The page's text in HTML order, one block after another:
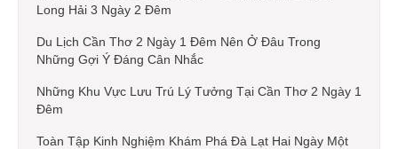
Long Hải 3 Ngày 2 Đêm
Du Lịch Cần Thơ 2 Ngày 1 Đêm Nên Ở Đâu Trong
Những Gợi Ý Đáng Cân Nhắc
Những Khu Vực Lưu Trú Lý Tưởng Tại Cần Thơ 2 Ngày 1
Đêm
Toàn Tập Kinh Nghiệm Khám Phá Đà Lạt Hai Ngày Một